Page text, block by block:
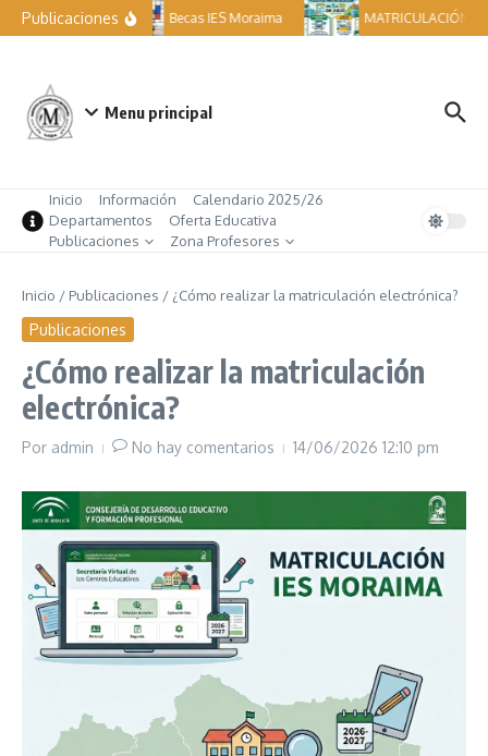
Saltar al contenido
Publicaciones Becas IES Moraima MATRICULACIÓN
Menu principal
Inicio Información
Calendario 2025/26
Departamentos
Oferta Educativa
Publicaciones
Zona Profesores
Inicio / Publicaciones / ¿Cómo realizar la matriculación electrónica?
Publicaciones
¿Cómo realizar la matriculación
electrónica?
Por admin No hay comentarios 14/06/2026 12:10 pm